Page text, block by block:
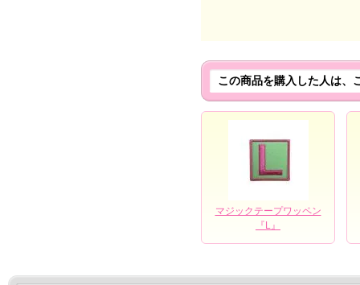
この商品を購入した人は、
マジックテープワッペン
『L』